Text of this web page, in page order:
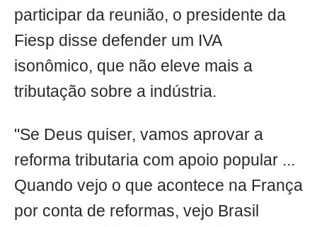
participar da reunião, o presidente da
Fiesp disse defender um IVA
isonômico, que não eleve mais a
tributação sobre a indústria.
"Se Deus quiser, vamos aprovar a
reforma tributaria com apoio popular ...
Quando vejo o que acontece na França
por conta de reformas, vejo Brasil